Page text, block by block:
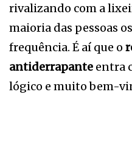
rivalizando com a
maioria das pessoas
frequência. É aí que o
antiderrapante entra
lógico e muito bem-